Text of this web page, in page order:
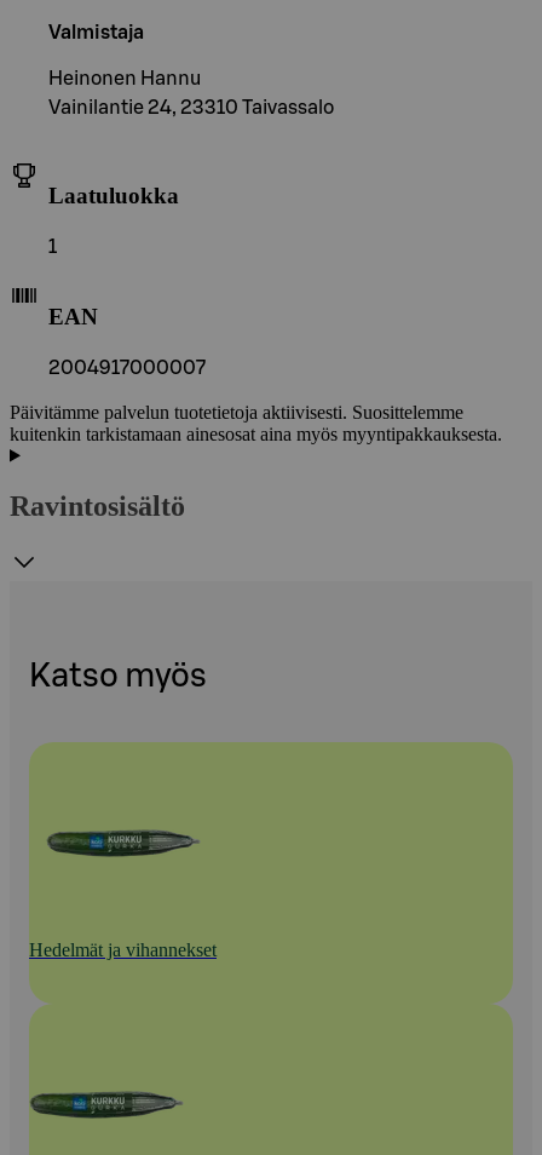
Valmistaja
Heinonen Hannu
Vainilantie 24, 23310 Taivassalo
Laatuluokka
1
EAN
2004917000007
Päivitämme palvelun tuotetietoja aktiivisesti. Suosittelemme
kuitenkin tarkistamaan ainesosat aina myös myyntipakkauksesta.
Ravintosisältö
Katso myös
Hedelmät ja vihannekset